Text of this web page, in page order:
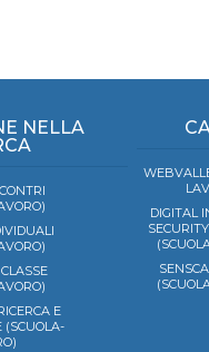
NELLA
E
(SCUOLA-
DIGITAL